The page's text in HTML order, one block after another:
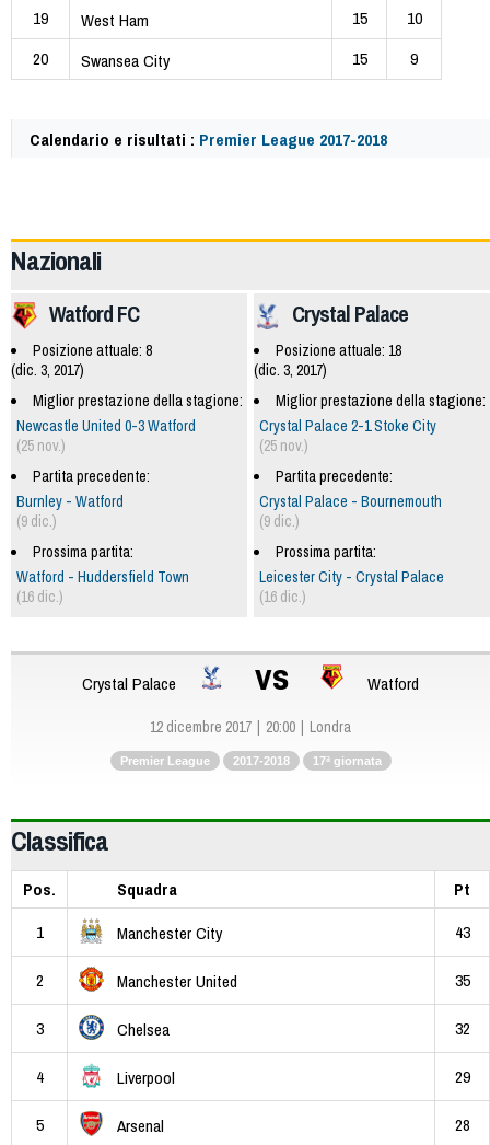
19
West Ham 15
10
20
Swansea City 15 9
Calendario e risultati : Premier League 2017-2018
Nazionali
Crystal Palace
Posizione attuale: 18
(dic. 3, 2017)
Miglior prestazione della stagione:
Crystal Palace 2-1 Stoke City
(25 nov.)
Partita precedente:
Crystal Palace - Bournemouth
(9 dic.)
Prossima partita:
Leicester City - Crystal Palace
(16 dic.)
Watford FC
Posizione attuale: 8
(dic. 3, 2017)
Miglior prestazione della stagione:
Newcastle United 0-3 Watford
(25 nov.)
Partita precedente:
Burnley - Watford
(9 dic.)
Prossima partita:
Watford - Huddersfield Town
(16 dic.)
Crystal Palace vs Watford
12 dicembre 2017 20:00 Londra
Premier League 2017-2018 17ª giornata
Classifica
Pos. Squadra
Pt
1
Manchester City 43
2 Manchester United 35
3 Chelsea 32
4 Liverpool 29
5 Arsenal 28